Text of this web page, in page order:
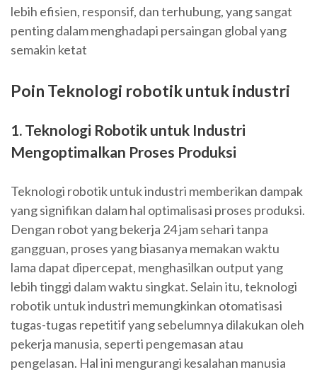
lebih efisien, responsif, dan terhubung, yang sangat
penting dalam menghadapi persaingan global yang
semakin ketat
Poin Teknologi robotik untuk industri
1. Teknologi Robotik untuk Industri
Mengoptimalkan Proses Produksi
Teknologi robotik untuk industri memberikan dampak
yang signifikan dalam hal optimalisasi proses produksi.
Dengan robot yang bekerja 24 jam sehari tanpa
gangguan, proses yang biasanya memakan waktu
lama dapat dipercepat, menghasilkan output yang
lebih tinggi dalam waktu singkat. Selain itu, teknologi
robotik untuk industri memungkinkan otomatisasi
tugas-tugas repetitif yang sebelumnya dilakukan oleh
pekerja manusia, seperti pengemasan atau
pengelasan. Hal ini mengurangi kesalahan manusia